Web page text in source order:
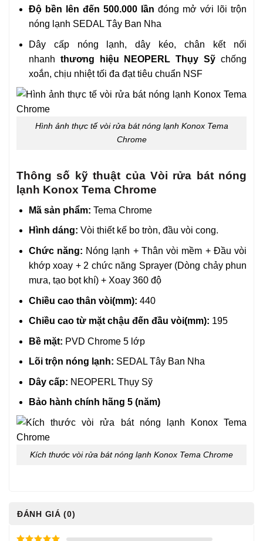
Độ bền lên đến 500.000 lần đóng mở với lõi trộn
nóng lạnh SEDAL Tây Ban Nha
Dây cấp nóng lạnh, dây kéo, chân kết nối
nhanh thương hiệu NEOPERL Thụy Sỹ chống
xoắn, chịu nhiệt tối đa đạt tiêu chuẩn NSF
Hình ảnh thực tế vòi rửa bát nóng lạnh Konox Tema
Chrome
Thông số kỹ thuật của Vòi rửa bát nóng
lạnh Konox Tema Chrome
Mã sản phẩm: Tema Chrome
Hình dáng: Vòi thiết kế bo tròn, đầu vòi cong.
Chức năng: Nóng lạnh + Thân vòi mềm + Đầu vòi
khớp xoay + 2 chức năng Sprayer (Dòng chảy phun
mưa, tạo bọt khí) + Xoay 360 độ
Chiều cao thân vòi(mm): 440
Chiều cao từ mặt chậu đến đầu vòi(mm): 195
Bề mặt: PVD Chrome 5 lớp
Lõi trộn nóng lạnh: SEDAL Tây Ban Nha
Dây cấp: NEOPERL Thụy Sỹ
Bảo hành chính hãng 5 (năm)
Kích thước vòi rửa bát nóng lạnh Konox Tema Chrome
ĐÁNH GIÁ (0)